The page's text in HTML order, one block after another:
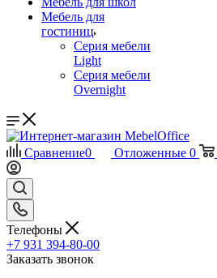
Мебель для
гостиниц
Серия мебели
Light
Серия мебели
Overnight
Сравнение0 Отложенные 0
Телефоны
+7 931 394-80-00
Заказать звонок